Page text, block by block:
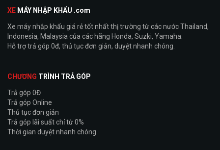
XE MÁY NHẬP KHẨU .com
Xe máy nhập khẩu giá rẻ tốt nhất thị trường từ các nước Thailand,
Indonesia, Malaysia của các hãng Honda, Suzki, Yamaha.
Hỗ trợ trả góp 0đ, thủ tục đơn giản, duyệt nhanh chóng.
CHƯƠNG TRÌNH TRẢ GÓP
Trả góp 0Đ
Trả góp Online
Thủ tục đơn giản
Trả góp lãi suất chỉ từ 0%
Thời gian duyệt nhanh chóng